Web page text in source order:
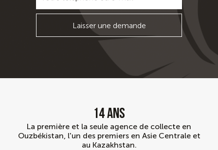
Laisser une demande
14 ans
La première et la seule agence de collecte en
Ouzbékistan, l'un des premiers en Asie Centrale et
au Kazakhstan.